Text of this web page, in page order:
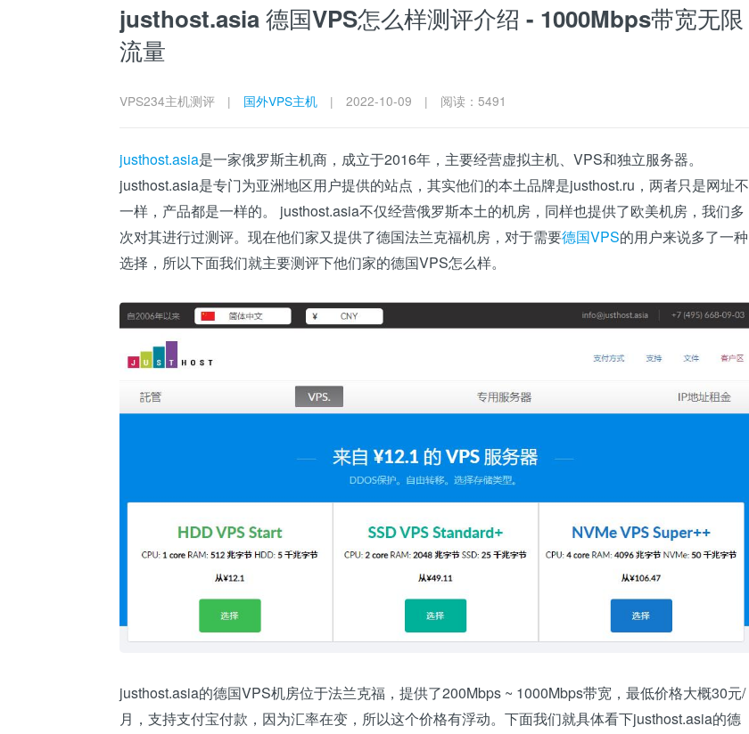
justhost.asia 德国VPS怎么样测评介绍 - 1000Mbps带宽无限
流量
VPS234主机测评 | 国外VPS主机 | 2022-10-09 | 阅读：5491
justhost.asia是一家俄罗斯主机商，成立于2016年，主要经营虚拟主机、VPS和独立服务器。
justhost.asia是专门为亚洲地区用户提供的站点，其实他们的本土品牌是justhost.ru，两者只是网址不
一样，产品都是一样的。 justhost.asia不仅经营俄罗斯本土的机房，同样也提供了欧美机房，我们多
次对其进行过测评。现在他们家又提供了德国法兰克福机房，对于需要德国VPS的用户来说多了一种
选择，所以下面我们就主要测评下他们家的德国VPS怎么样。
justhost.asia的德国VPS机房位于法兰克福，提供了200Mbps ~ 1000Mbps带宽，最低价格大概30元/
月，支持支付宝付款，因为汇率在变，所以这个价格有浮动。下面我们就具体看下justhost.asia的德